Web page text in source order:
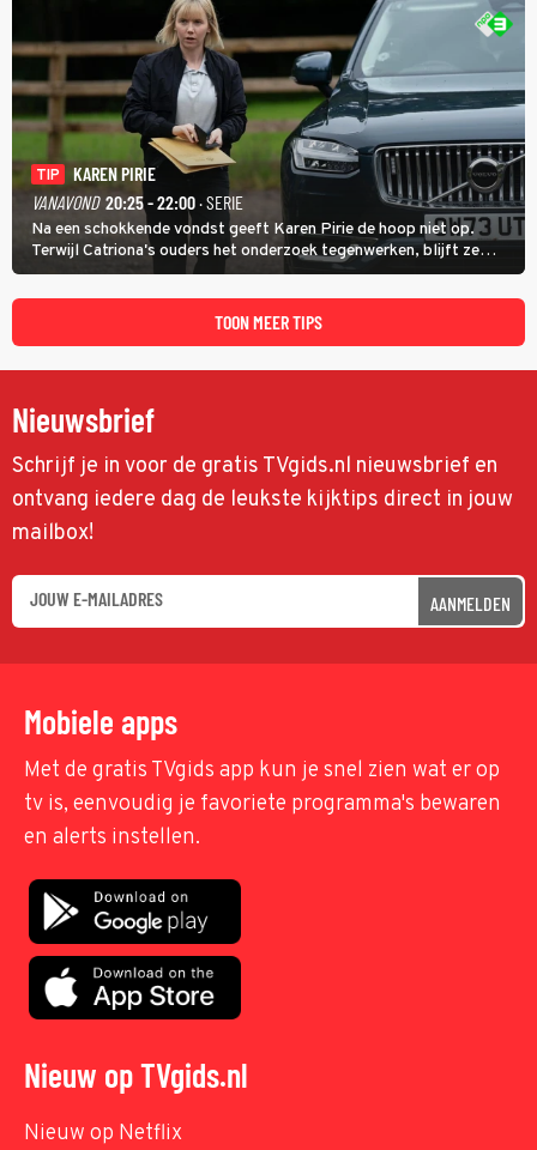
TIP
KAREN PIRIE
VANAVOND 20:25 - 22:00· SERIE
Na een schokkende vondst geeft Karen Pirie de hoop niet op.
Terwijl Catriona's ouders het onderzoek tegenwerken, blijft ze
speuren naar Adam. In deze slotaflevering van Karen Pirie leidt het
spoor via Frankrijk en Italië naar Malta.
TOON MEER TIPS
Nieuwsbrief
Schrijf je in voor de gratis TVgids.nl nieuwsbrief en
ontvang iedere dag de leukste kijktips direct in jouw
mailbox!
AANMELDEN
Mobiele apps
Met de gratis TVgids app kun je snel zien wat er op
tv is, eenvoudig je favoriete programma's bewaren
en alerts instellen.
Nieuw op TVgids.nl
Nieuw op Netflix